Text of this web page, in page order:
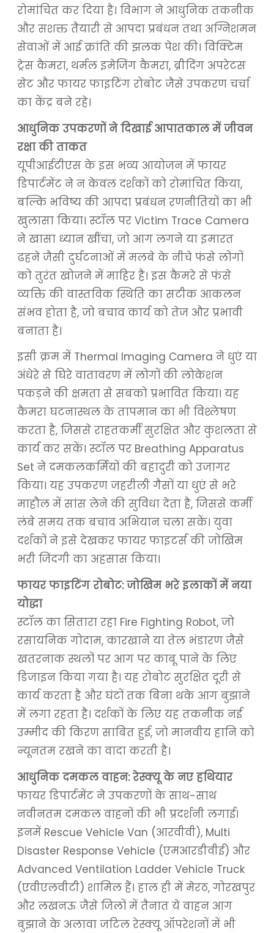
रोमांचित कर दिया है। विभाग ने आधुनिक तकनीक
और सशक्त तैयारी से आपदा प्रबंधन तथा अग्निशमन
सेवाओं में आई क्रांति की झलक पेश की। विक्टिम
ट्रेस कैमरा, थर्मल इमेजिंग कैमरा, ब्रीदिंग अपरेटस
सेट और फायर फाइटिंग रोबोट जैसे उपकरण चर्चा
का केंद्र बने रहे।
आधुनिक उपकरणों ने दिखाई आपातकाल में जीवन
रक्षा की ताकत
यूपीआईटीएस के इस भव्य आयोजन में फायर
डिपार्टमेंट ने न केवल दर्शकों को रोमांचित किया,
बल्कि भविष्य की आपदा प्रबंधन रणनीतियों का भी
खुलासा किया। स्टॉल पर Victim Trace Camera
ने खासा ध्यान खींचा, जो आग लगने या इमारत
ढहने जैसी दुर्घटनाओं में मलबे के नीचे फंसे लोगों
को तुरंत खोजने में माहिर है। इस कैमरे से फंसे
व्यक्ति की वास्तविक स्थिति का सटीक आकलन
संभव होता है, जो बचाव कार्य को तेज और प्रभावी
बनाता है।
इसी क्रम में Thermal Imaging Camera ने धुएं या
अंधेरे से घिरे वातावरण में लोगों की लोकेशन
पकड़ने की क्षमता से सबको प्रभावित किया। यह
कैमरा घटनास्थल के तापमान का भी विश्लेषण
करता है, जिससे राहतकर्मी सुरक्षित और कुशलता से
कार्य कर सकें। स्टॉल पर Breathing Apparatus
Set ने दमकलकर्मियों की बहादुरी को उजागर
किया। यह उपकरण जहरीली गैसों या धुएं से भरे
माहौल में सांस लेने की सुविधा देता है, जिससे कर्मी
लंबे समय तक बचाव अभियान चला सकें। युवा
दर्शकों ने इसे देखकर फायर फाइटर्स की जोखिम
भरी जिंदगी का अहसास किया।
फायर फाइटिंग रोबोट: जोखिम भरे इलाकों में नया
योद्धा
स्टॉल का सितारा रहा Fire Fighting Robot, जो
रसायनिक गोदाम, कारखाने या तेल भंडारण जैसे
खतरनाक स्थलों पर आग पर काबू पाने के लिए
डिजाइन किया गया है। यह रोबोट सुरक्षित दूरी से
कार्य करता है और घंटों तक बिना थके आग बुझाने
में लगा रहता है। दर्शकों के लिए यह तकनीक नई
उम्मीद की किरण साबित हुई, जो मानवीय हानि को
न्यूनतम रखने का वादा करती है।
आधुनिक दमकल वाहन: रेस्क्यू के नए हथियार
फायर डिपार्टमेंट ने उपकरणों के साथ-साथ
नवीनतम दमकल वाहनों की भी प्रदर्शनी लगाई।
इनमें Rescue Vehicle Van (आरवीवी), Multi
Disaster Response Vehicle (एमआरडीवीई) और
Advanced Ventilation Ladder Vehicle Truck
(एवीएलवीटी) शामिल हैं। हाल ही में मेरठ, गोरखपुर
और लखनऊ जैसे जिलों में तैनात ये वाहन आग
बुझाने के अलावा जटिल रेस्क्यू ऑपरेशनों में भी